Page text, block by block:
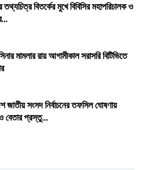
তথ্যচিত্র বিতর্কের মুখে বিবিসির মহাপরিচালক ও
মামলার রায় আগামীকাল সরাসরি বিটিভিতে
জাতীয় সংসদ নির্বাচনের তফসিল ঘোষণায়
ও বেতার প্রস্তু...